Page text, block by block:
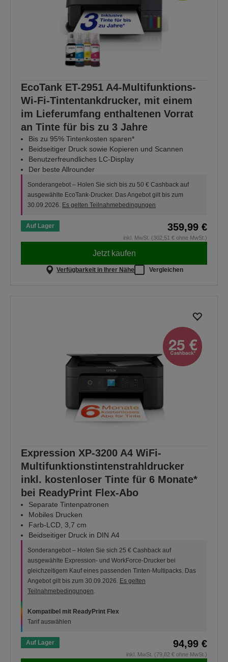
EcoTank ET-2951 A4-Multifunktions-
Wi-Fi-Tintentankdrucker, mit einem
im Lieferumfang enthaltenen Vorrat
an Tinte für bis zu 3 Jahre
Bis zu 95% Tintenkosten sparen*
Beidseitiger Druck sowie Kopieren und Scannen
Benutzerfreundliches LC-Display
Der beste Allrounder
Sonderangebot – Holen Sie sich bis zu 50 € Cashback auf
ausgewählte EcoTank-Drucker. Das Angebot gilt bis zum
30.09.2026. Es gelten Teilnahmebedingungen
Auf Lager 359,99 €
inkl. MwSt. (302,51 € ohne MwSt.)
Jetzt kaufen
Verfügbarkeit in Ihrer Nähe Vergleichen
Expression XP-3200 A4 WiFi-
Multifunktionstintenstrahldrucker
inkl. kostenloser Tinte für 6 Monate*
bei ReadyPrint Flex-Abo
Separate Tintenpatronen
Mobiles Drucken
Farb-LCD, 3,7 cm
Beidseitiger Druck in DIN A4
Sonderangebot – Holen Sie sich 25 € Cashback auf
ausgewählte Expression- und WorkForce-Drucker bei
gleichzeitigem Kauf eines passenden Tinten-Multipacks. Das
Angebot gilt bis zum 30.09.2026. Es gelten
Teilnahmebedingungen.
Kompatibel mit ReadyPrint Flex
Tarif auswählen
Auf Lager 94,99 €
inkl. MwSt. (79,82 € ohne MwSt.)